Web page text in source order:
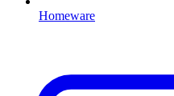
Homeware